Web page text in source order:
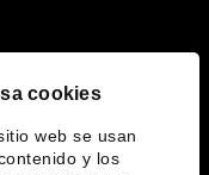
cookies
web se usan
y los